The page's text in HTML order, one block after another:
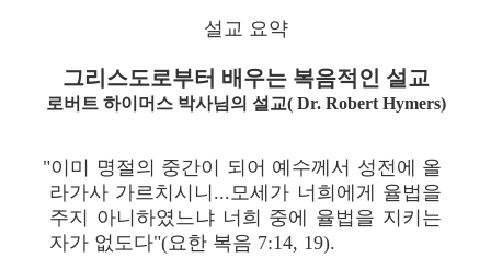
설교 요약
그리스도로부터 배우는 복음적인 설교
로버트 하이머스 박사님의 설교( Dr. Robert Hymers)
"이미 명절의 중간이 되어 예수께서 성전에 올
라가사 가르치시니...모세가 너희에게 율법을
주지 아니하였느냐 너희 중에 율법을 지키는
자가 없도다"(요한 복음 7:14, 19).